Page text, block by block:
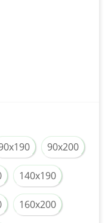
90x200
140x190
160x200